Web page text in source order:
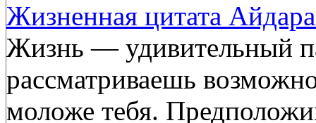
Жизненная цитата
Жизнь — удивительный
рассматриваешь
моложе тебя.